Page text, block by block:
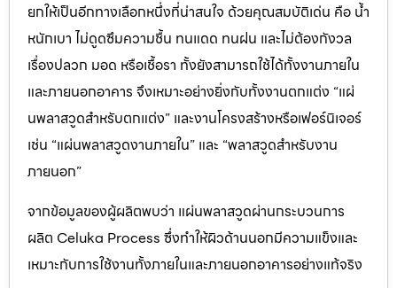
ยกให้เป็นอีกทางเลือกหนึ่งที่น่าสนใจ ด้วยคุณสมบัติเด่น คือ น้ำ
หนักเบา ไม่ดูดซึมความชื้น ทนแดด ทนฝน และไม่ต้องกังวล
เรื่องปลวก มอด หรือเชื้อรา ทั้งยังสามารถใช้ได้ทั้งงานภายใน
และภายนอกอาคาร จึงเหมาะอย่างยิ่งกับทั้งงานตกแต่ง “แผ่
นพลาสวูดสำหรับตกแต่ง” และงานโครงสร้างหรือเฟอร์นิเจอร์
เช่น “แผ่นพลาสวูดงานภายใน” และ “พลาสวูดสำหรับงาน
ภายนอก”
จากข้อมูลของผู้ผลิตพบว่า แผ่นพลาสวูดผ่านกระบวนการ
ผลิต Celuka Process ซึ่งทำให้ผิวด้านนอกมีความแข็งและ
เหมาะกับการใช้งานทั้งภายในและภายนอกอาคารอย่างแท้จริง